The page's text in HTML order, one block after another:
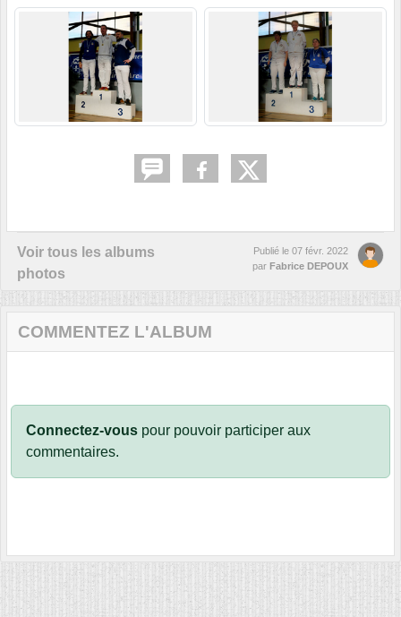
Voir tous les albums
photos
Publié le 07 févr. 2022
par Fabrice DEPOUX
COMMENTEZ L'ALBUM
Connectez-vous pour pouvoir participer aux
commentaires.